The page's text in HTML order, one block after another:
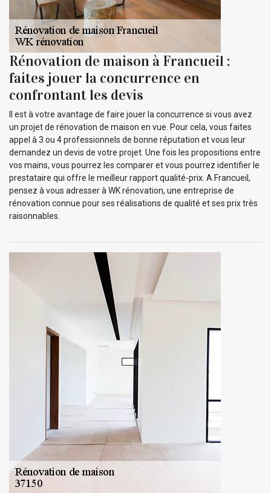
Rénovation de maison à Francueil :
faites jouer la concurrence en
confrontant les devis
Il est à votre avantage de faire jouer la concurrence si vous avez
un projet de rénovation de maison en vue. Pour cela, vous faites
appel à 3 ou 4 professionnels de bonne réputation et vous leur
demandez un devis de votre projet. Une fois les propositions entre
vos mains, vous pourrez les comparer et vous pourrez identifier le
prestataire qui offre le meilleur rapport qualité-prix. A Francueil,
pensez à vous adresser à WK rénovation, une entreprise de
rénovation connue pour ses réalisations de qualité et ses prix très
raisonnables.